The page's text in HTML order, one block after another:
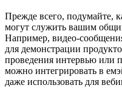
Прежде всего, подумайте,
могут служить вашим
Например, видео-
для демонстрации
проведения интервью или
можно интегрировать в
даже использовать для